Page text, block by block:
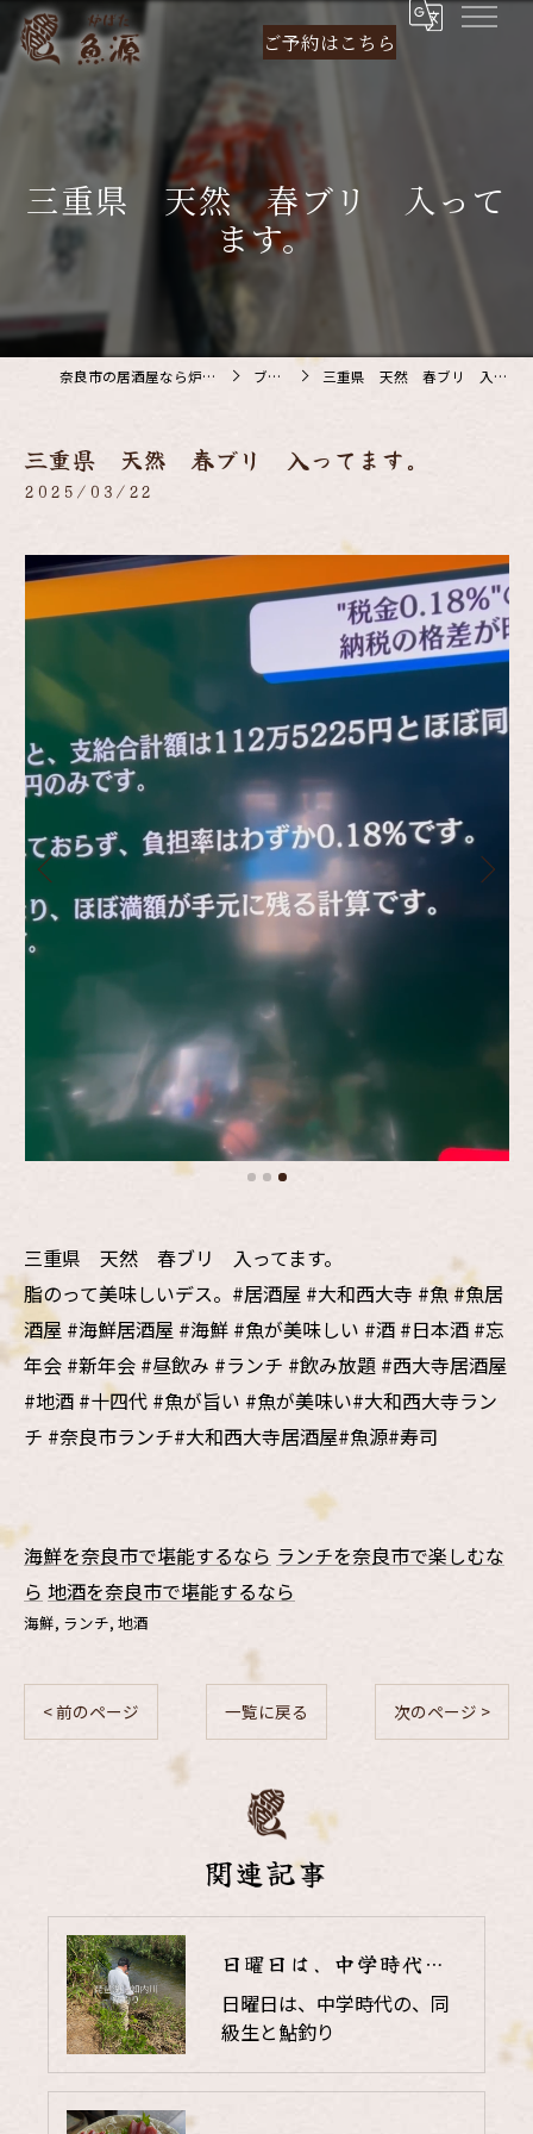
ご予約はこちら
三重県 天然 春ブリ 入って
ます。
奈良市の居酒屋なら炉ばた 魚源 ブログ 三重県 天然 春ブリ 入ってます。
三重県 天然 春ブリ 入ってます。
2025/03/22
三重県 天然 春ブリ 入ってます。
脂のって美味しいデス。#居酒屋 #大和西大寺 #魚 #魚居
酒屋 #海鮮居酒屋 #海鮮 #魚が美味しい #酒 #日本酒 #忘
年会 #新年会 #昼飲み #ランチ #飲み放題 #西大寺居酒屋
#地酒 #十四代 #魚が旨い #魚が美味い#大和西大寺ラン
チ #奈良市ランチ#大和西大寺居酒屋#魚源#寿司
海鮮を奈良市で堪能するなら ランチを奈良市で楽しむな
ら 地酒を奈良市で堪能するなら
海鮮 ランチ 地酒
< 前のページ 一覧に戻る 次のページ >
関連記事
日曜日は、中学時代の、同級生と鮎釣り
日曜日は、中学時代の、同
級生と鮎釣り